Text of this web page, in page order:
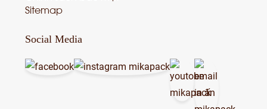
Sitemap
Social Media